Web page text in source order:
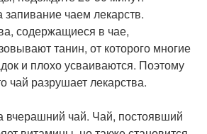
чаем лекарств.
содержащиеся в чае,
танин, от которого многие
и плохо усваиваются. Поэтому
чай разрушает лекарства.
вчерашний чай. Чай, постоявший